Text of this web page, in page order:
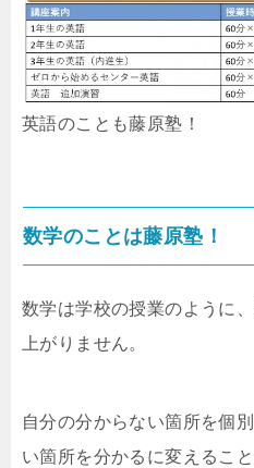
英語のことも藤原塾！
数学のことは藤原塾！
数学は学校の授業のように
上がりません。
自分の分からない箇所を個
い箇所を分かるに変えるこ